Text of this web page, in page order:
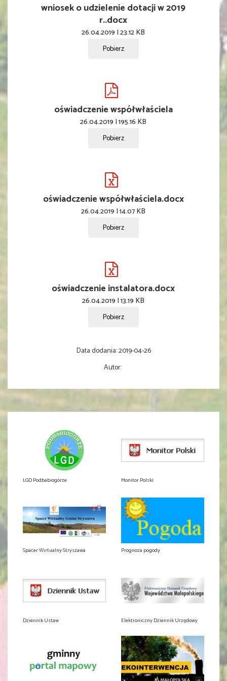
wniosek o udzielenie dotacji w 2019
r..docx
26.04.2019 | 23.12 KB
Pobierz
oświadczenie współwłaściela
26.04.2019 | 195.16 KB
Pobierz
oświadczenie współwłaściela.docx
26.04.2019 | 14.07 KB
Pobierz
oświadczenie instalatora.docx
26.04.2019 | 13.19 KB
Pobierz
Data dodania:2019-04-26
Autor:
LGD Podbabiogórze Monitor Polski
Spacer Wirtualny Stryszawa Prognoza pogody
Dziennik Ustaw Elektroniczny Dziennik Urzędowy